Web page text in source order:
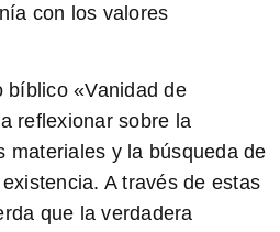
con los valores
bíblico «Vanidad de
reflexionar sobre la
materiales y la búsqueda de
A través de estas
que la verdadera